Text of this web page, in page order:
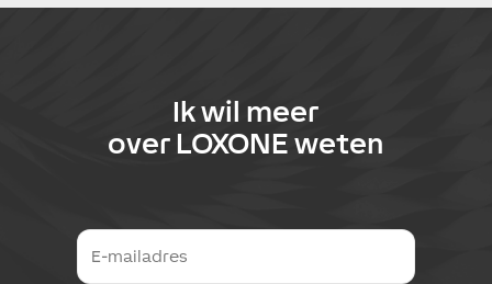
Ik wil meer
overLOXONEweten